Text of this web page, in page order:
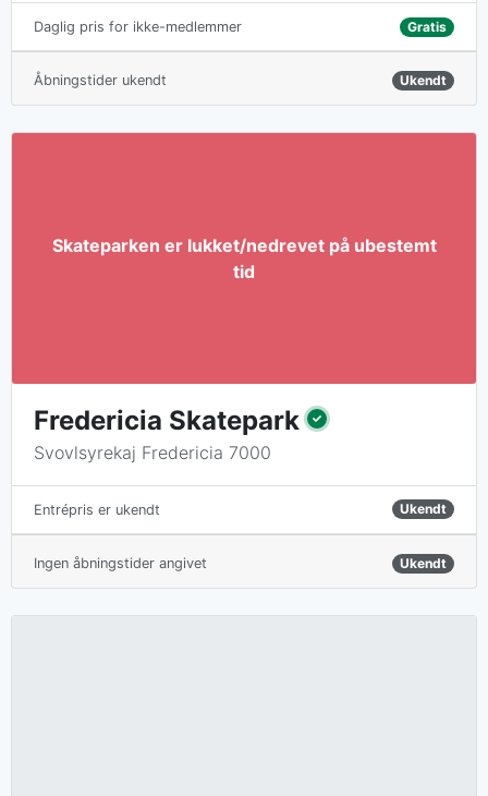
Daglig pris for ikke-medlemmer Gratis
Åbningstider ukendt Ukendt
Fredericia Skatepark
Svovlsyrekaj Fredericia 7000
Entrépris er ukendt Ukendt
Ingen åbningstider angivet Ukendt